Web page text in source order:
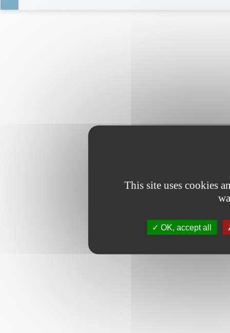
This site uses cookies
OK, accept all